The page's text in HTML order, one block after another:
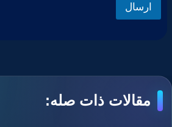
ارسال
مقالات ذات صله: